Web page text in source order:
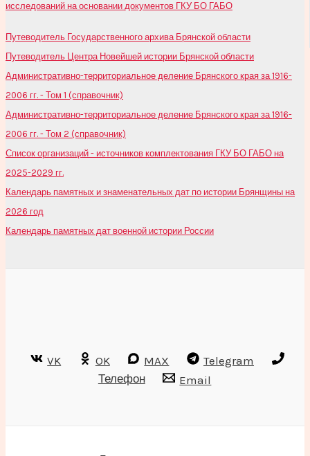
исследований на основании документов ГКУ БО ГАБО
Путеводитель Государственного архива Брянской области
Путеводитель Центра Новейшей истории Брянской области
Административно-территориальное деление Брянского края за 1916-
2006 гг. - Том 1 (справочник)
Административно-территориальное деление Брянского края за 1916-
2006 гг. - Том 2 (справочник)
Список организаций - источников комплектования ГКУ БО ГАБО на
2025-2029 гг.
Календарь памятных и знаменательных дат по истории Брянщины на
2026 год
Календарь памятных дат военной истории России
VK OK MAX
Telegram
Телефон
Email